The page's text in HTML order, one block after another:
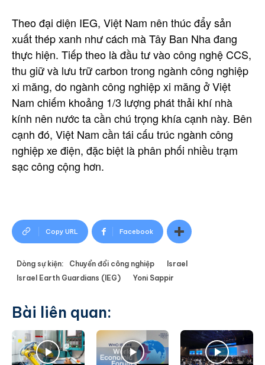
Theo đại diện IEG, Việt Nam nên thúc đẩy sản
xuất thép xanh như cách mà Tây Ban Nha đang
thực hiện. Tiếp theo là đầu tư vào công nghệ CCS,
thu giữ và lưu trữ carbon trong ngành công nghiệp
xi măng, do ngành công nghiệp xi măng ở Việt
Nam chiếm khoảng 1/3 lượng phát thải khí nhà
kính nên nước ta cần chú trọng khía cạnh này. Bên
cạnh đó, Việt Nam cần tái cấu trúc ngành công
nghiệp xe điện, đặc biệt là phân phối nhiều trạm
sạc công cộng hơn.
Copy URL Facebook
Dòng sự kiện: Chuyển đổi công nghiệp
Israel
Israel Earth Guardians (IEG)
Yoni Sappir
Bài liên quan: